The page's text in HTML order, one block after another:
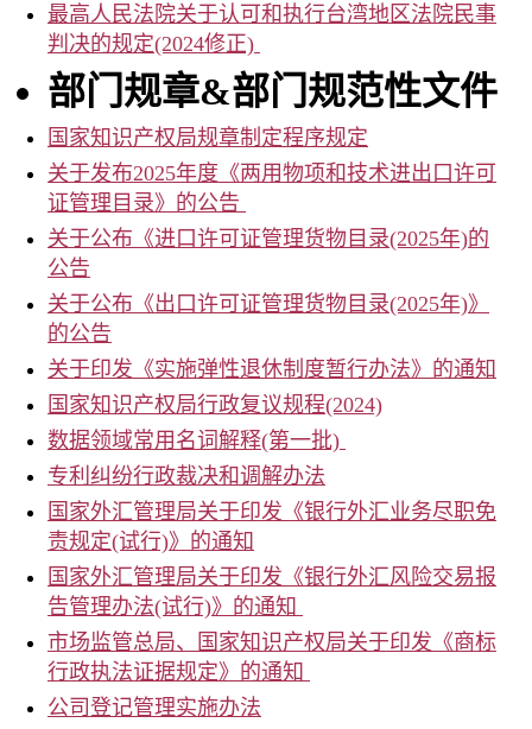
最高人民法院关于认可和执行台湾地区法院民事
判决的规定(2024修正)
部门规章&部门规范性文件
国家知识产权局规章制定程序规定
关于发布2025年度《两用物项和技术进出口许可
证管理目录》的公告
关于公布《进口许可证管理货物目录(2025年)的
公告
关于公布《出口许可证管理货物目录(2025年)》
的公告
关于印发《实施弹性退休制度暂行办法》的通知
国家知识产权局行政复议规程(2024)
数据领域常用名词解释(第一批)
专利纠纷行政裁决和调解办法
国家外汇管理局关于印发《银行外汇业务尽职免
责规定(试行)》的通知
国家外汇管理局关于印发《银行外汇风险交易报
告管理办法(试行)》的通知
市场监管总局、国家知识产权局关于印发《商标
行政执法证据规定》的通知
公司登记管理实施办法